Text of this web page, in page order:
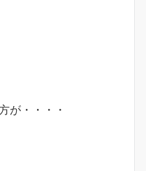
が・・・・